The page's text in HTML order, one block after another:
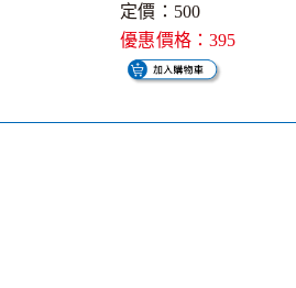
定價：500
優惠價格：395